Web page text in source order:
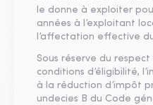
le donne à exploiter
années à l’exploitant
l’affectation effective
Sous réserve du respect
conditions d’éligibilité,
à la réduction d’impôt
undecies B du Code